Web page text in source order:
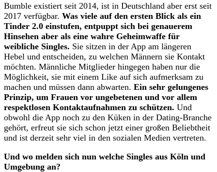
Bumble existiert seit 2014, ist in Deutschland aber erst seit
2017 verfügbar. Was viele auf den ersten Blick als ein
Tinder 2.0 einstufen, entpuppt sich bei genauerem
Hinsehen aber als eine wahre Geheimwaffe für
weibliche Singles. Sie sitzen in der App am längeren
Hebel und entscheiden, zu welchen Männern sie Kontakt
möchten. Männliche Mitglieder hingegen haben nur die
Möglichkeit, sie mit einem Like auf sich aufmerksam zu
machen und müssen dann abwarten. Ein sehr gelungenes
Prinzip, um Frauen vor ungebetenen und vor allem
respektlosen Kontaktaufnahmen zu schützen. Und
obwohl die App noch zu den Küken in der Dating-Branche
gehört, erfreut sie sich schon jetzt einer großen Beliebtheit
und ist derzeit sehr viel in den sozialen Medien vertreten.
Und wo melden sich nun welche Singles aus Köln und
Umgebung an?